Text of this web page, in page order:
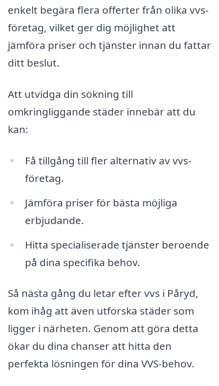
enkelt begära flera offerter från olika vvs-
företag, vilket ger dig möjlighet att
jämföra priser och tjänster innan du fattar
ditt beslut.
Att utvidga din sökning till
omkringliggande städer innebär att du
kan:
Få tillgång till fler alternativ av vvs-
företag.
Jämföra priser för bästa möjliga
erbjudande.
Hitta specialiserade tjänster beroende
på dina specifika behov.
Så nästa gång du letar efter vvs i Påryd,
kom ihåg att även utforska städer som
ligger i närheten. Genom att göra detta
ökar du dina chanser att hitta den
perfekta lösningen för dina VVS-behov.